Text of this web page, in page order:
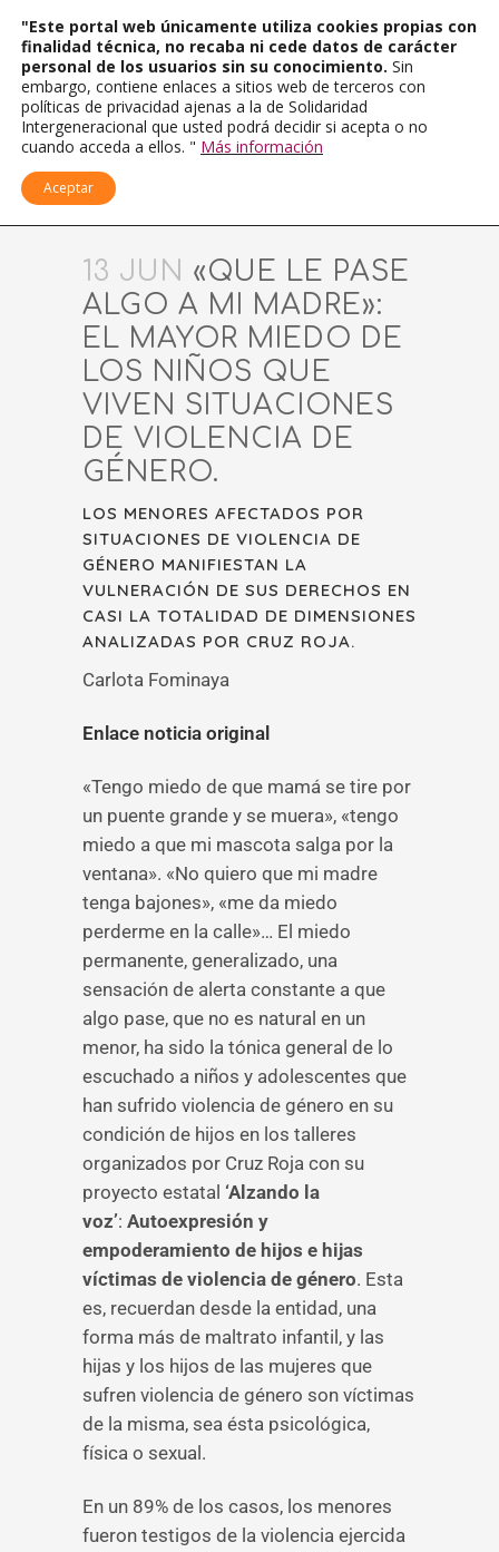
13 JUN «QUE LE PASE
ALGO A MI MADRE»:
EL MAYOR MIEDO DE
LOS NIÑOS QUE
VIVEN SITUACIONES
DE VIOLENCIA DE
GÉNERO.
LOS MENORES AFECTADOS POR
SITUACIONES DE VIOLENCIA DE
GÉNERO MANIFIESTAN LA
VULNERACIÓN DE SUS DERECHOS EN
CASI LA TOTALIDAD DE DIMENSIONES
ANALIZADAS POR CRUZ ROJA.
Carlota Fominaya
Enlace noticia original
«Tengo miedo de que mamá se tire por
un puente grande y se muera», «tengo
miedo a que mi mascota salga por la
ventana». «No quiero que mi madre
tenga bajones», «me da miedo
perderme en la calle»… El miedo
permanente, generalizado, una
sensación de alerta constante a que
algo pase, que no es natural en un
menor, ha sido la tónica general de lo
escuchado a niños y adolescentes que
han sufrido violencia de género en su
condición de hijos en los talleres
organizados por Cruz Roja con su
proyecto estatal ‘Alzando la
voz’: Autoexpresión y
empoderamiento de hijos e hijas
víctimas de violencia de género. Esta
es, recuerdan desde la entidad, una
forma más de maltrato infantil, y las
hijas y los hijos de las mujeres que
sufren violencia de género son víctimas
de la misma, sea ésta psicológica,
física o sexual.
En un 89% de los casos, los menores
fueron testigos de la violencia ejercida
"Este portal web únicamente utiliza cookies propias con
finalidad técnica, no recaba ni cede datos de carácter
personal de los usuarios sin su conocimiento. Sin
embargo, contiene enlaces a sitios web de terceros con
políticas de privacidad ajenas a la de Solidaridad
Intergeneracional que usted podrá decidir si acepta o no
cuando acceda a ellos. " Más información
Aceptar